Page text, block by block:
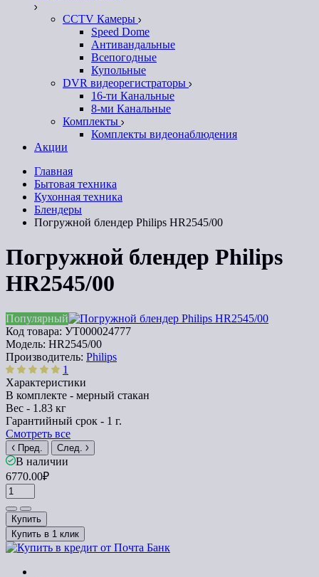
CCTV Камеры
Speed Dome
Антивандальные
Всепогодные
Купольные
DVR видеорегистраторы
16-ти Канальные
8-ми Канальные
Комплекты
Комплекты видеонаблюдения
Акции
Главная
Бытовая техника
Кухонная техника
Блендеры
Погружной блендер Philips HR2545/00
Погружной блендер Philips
HR2545/00
Популярный
Код товара: УТ000024777
Модель: HR2545/00
Производитель: Philips
1
Характеристики
В комплекте - мерный стакан
Вес - 1.83 кг
Гарантийный срок - 1 г.
Смотреть все
Пред. След.
В наличии
6770.00₽
Купить
Купить в 1 клик